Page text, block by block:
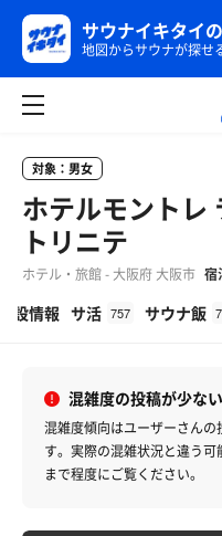
サウナイキタイ
地図からサウナが探せ
対象：男女
ホテルモントレ
トリニテ
ホテル・旅館 - 大阪府 大阪市 宿
設情報 サ活 757 サウナ飯
混雑度の投稿が少な
混雑度傾向はユーザーさん
す。 実際の混雑状況と違う
まで程度にご覧ください。